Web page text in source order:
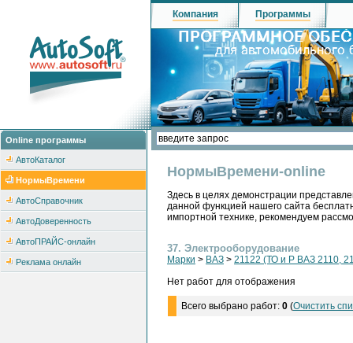
Online программы
АвтоКаталог
НормыВремени
АвтоСправочник
АвтоДоверенность
АвтоПРАЙС-онлайн
Реклама онлайн
Компания Программы
НормыВремени-online
Здесь в целях демонстрации
данной функцией нашего сайта
импортной технике, рекомендуем
37. Электрооборудование
Марки > ВАЗ > 21122 (ТО и Р ВАЗ 2110,
Нет работ для отображения
Всего выбрано работ: 0 (Очистить